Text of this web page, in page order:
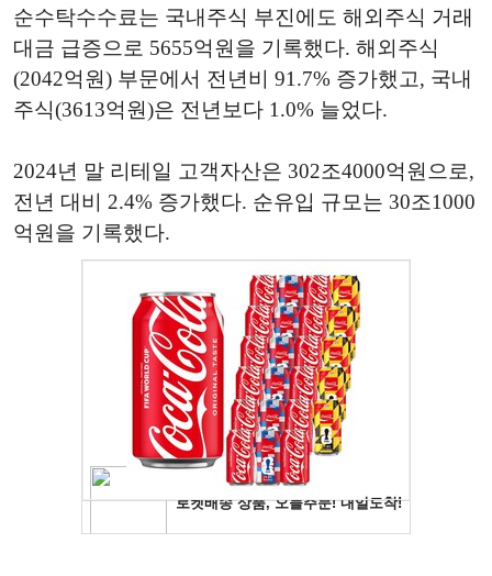
순수탁수수료는 국내주식 부진에도 해외주식 거래
대금 급증으로 5655억원을 기록했다. 해외주식
(2042억원) 부문에서 전년비 91.7% 증가했고, 국내
주식(3613억원)은 전년보다 1.0% 늘었다.
2024년 말 리테일 고객자산은 302조4000억원으로,
전년 대비 2.4% 증가했다. 순유입 규모는 30조1000
억원을 기록했다.